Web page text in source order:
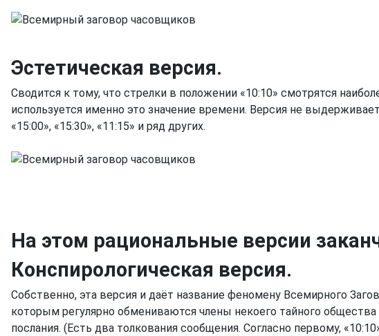
Эстетическая версия.
Сводится к тому, что стрелки в положении «10:10» смотрятся
используется именно это значение времени. Версия не
«15:00», «15:30», «11:15» и ряд других.
На этом рациональные версии
Конспирологическая версия.
Собственно, эта версия и даёт название феномену Всемирного
которым регулярно обмениваются члены некоего тайного
послания. (Есть два толкования сообщения. Согласно первому,